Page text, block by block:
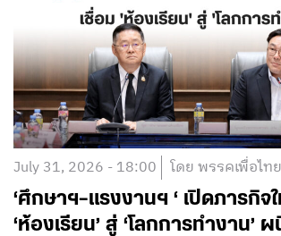
July 31, 2026 - 18:00 โดย พรรคเพื่อไทย
‘ศึกษาฯ–แรงงานฯ ‘ เปิดภารกิ
‘ห้องเรียน’ สู่ ‘โลกการทำงาน’